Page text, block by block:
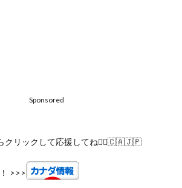
Sponsored
クリックして応援してね🙋‍♀️🇨🇦🇯🇵
>>>